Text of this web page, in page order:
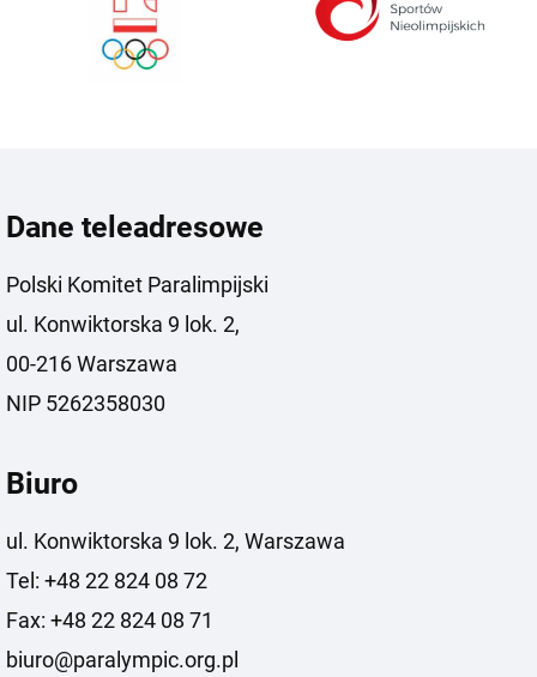
Dane teleadresowe
Polski Komitet Paralimpijski
ul. Konwiktorska 9 lok. 2,
00-216 Warszawa
NIP 5262358030
Biuro
ul. Konwiktorska 9 lok. 2, Warszawa
Tel: +48 22 824 08 72
Fax: +48 22 824 08 71
biuro@paralympic.org.pl